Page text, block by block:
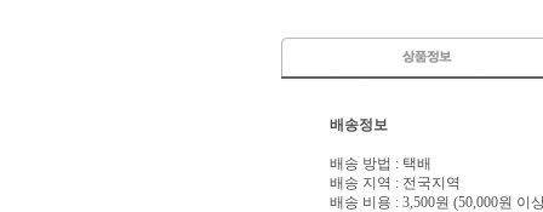
배송정보
배송 방법 : 택배
배송 지역 : 전국지역
배송 비용 : 3,500원 (50,000원 이